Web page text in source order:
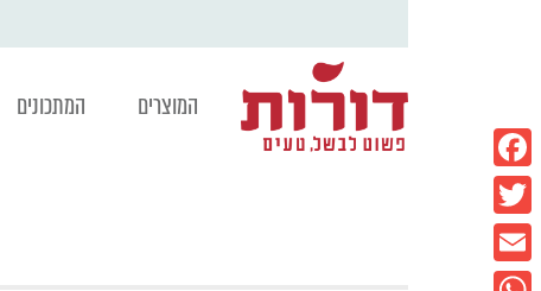
המוצרים המתכונים
Facebook
Twitter
Email